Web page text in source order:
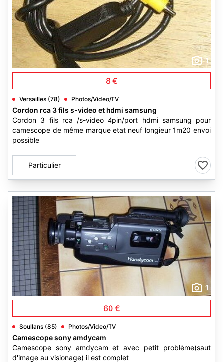
1
8 €
Versailles (78) Photos/Video/TV
Cordon rca 3 fils s-video et hdmi samsung
Cordon 3 fils rca /s-video 4pin/port hdmi samsung pour
camescope de même marque etat neuf longieur 1m20 envoi
possible
Particulier
1
60 €
Soullans (85) Photos/Video/TV
Camescope sony amdycam
Camescope sony amdycam et avec petit problème(saut
d'image au visionage) il est complet